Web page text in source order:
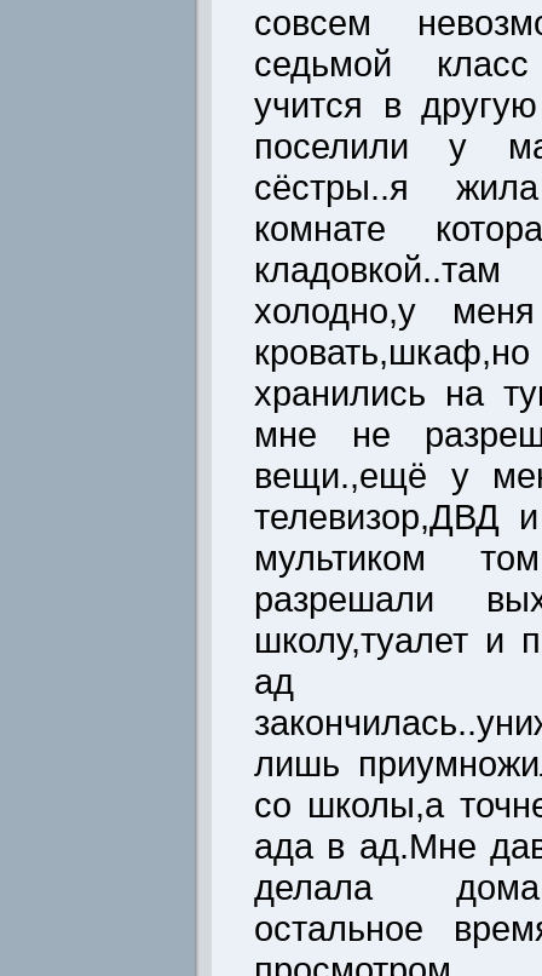
совсем
седьмой
учится в
поселили у
сёстры..я
комнате
холодно,у
хранились на
мне не
вещи.,ещё у
телевизор,ДВД
мультиком
разрешали
школу,туалет и
лишь
со школы,а
ада в ад.Мне
делала
остальное